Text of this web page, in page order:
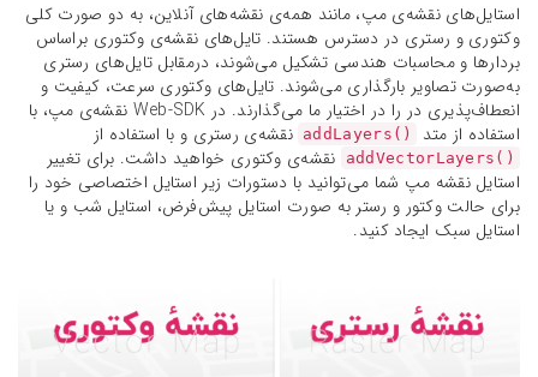
استایل‌های نقشه‌ی مپ، مانند همه‌ی نقشه‌های آنلاین، به دو صورت کلی
وکتوری و رستری در دسترس هستند. تایل‌های نقشه‌ی وکتوری براساس
بردارها و محاسبات هندسی تشکیل می‌شوند، درمقابل تایل‌های رستری
به‌صورت تصاویر بارگذاری می‌شوند. تایل‌های وکتوری سرعت، کیفیت و
انعطاف‌پذیری در را در اختیار ما می‌گذارند. در Web-SDK نقشه‌ی مپ، با
استفاده از متد
()addLayers نقشه‌ی رستری و با استفاده از
()addVectorLayers
نقشه‌ی وکتوری خواهید داشت. برای تغییر
استایل نقشه مپ شما می‌توانید با دستورات زیر استایل اختصاصی خود را
برای حالت وکتور و رستر به صورت استایل پیش‌فرض، استایل شب و یا
استایل سبک ایجاد کنید.